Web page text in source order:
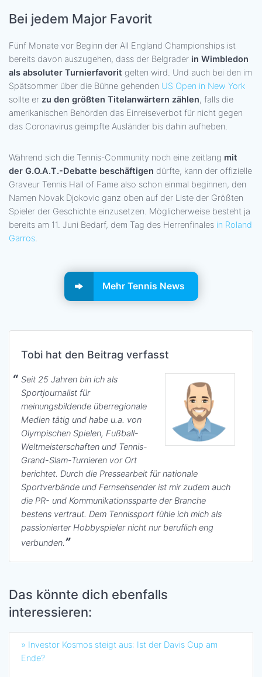
Bei jedem Major Favorit
Fünf Monate vor Beginn der All England Championships ist
bereits davon auszugehen, dass der Belgrader in Wimbledon
als absoluter Turnierfavorit gelten wird. Und auch bei den im
Spätsommer über die Bühne gehenden US Open in New York
sollte er zu den größten Titelanwärtern zählen, falls die
amerikanischen Behörden das Einreiseverbot für nicht gegen
das Coronavirus geimpfte Ausländer bis dahin aufheben.
Während sich die Tennis-Community noch eine zeitlang mit
der G.O.A.T.-Debatte beschäftigen dürfte, kann der offizielle
Graveur Tennis Hall of Fame also schon einmal beginnen, den
Namen Novak Djokovic ganz oben auf der Liste der Größten
Spieler der Geschichte einzusetzen. Möglicherweise besteht ja
bereits am 11. Juni Bedarf, dem Tag des Herrenfinales in Roland
Garros.
Mehr Tennis News
Tobi hat den Beitrag verfasst
Seit 25 Jahren bin ich als
Sportjournalist für
meinungsbildende überregionale
Medien tätig und habe u.a. von
Olympischen Spielen, Fußball-
Weltmeisterschaften und Tennis-
Grand-Slam-Turnieren vor Ort
berichtet. Durch die Pressearbeit für nationale
Sportverbände und Fernsehsender ist mir zudem auch
die PR- und Kommunikationssparte der Branche
bestens vertraut. Dem Tennissport fühle ich mich als
passionierter Hobbyspieler nicht nur beruflich eng
verbunden.
Das könnte dich ebenfalls
interessieren:
» Investor Kosmos steigt aus: Ist der Davis Cup am
Ende?